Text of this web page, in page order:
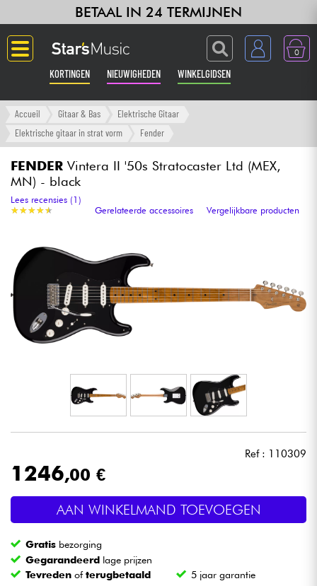
BETAAL IN 24 TERMIJNEN
0
KORTINGEN NIEUWIGHEDEN WINKELGIDSEN
Langue
Versterker & Effecten
Synths & samplers
Home-studio
Hoofdtelefoon
Licht
Drums & percussie
Blaasinstrument
Accueil Gitaar & Bas
Elektrische Gitaar
Elektrische gitaar in strat vorm
Fender
FENDER Vintera II '50s Stratocaster Ltd (MEX,
MN) - black
★★★★★
★★★★★
Lees recensies (1)
Gerelateerde accessoires
Vergelijkbare producten
Ref : 110309
1246,00 €
AAN WINKELMAND TOEVOEGEN
Gratis bezorging
Gegarandeerd lage prijzen
Tevreden ofterugbetaald 5 jaar garantie